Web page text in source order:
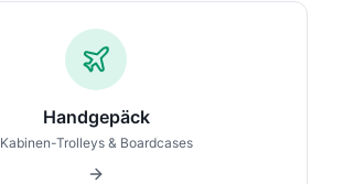
Handgepäck
Kabinen-Trolleys & Boardcases